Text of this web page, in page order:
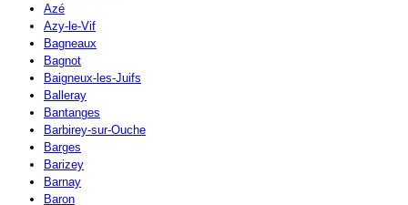
Azé
Azy-le-Vif
Bagneaux
Bagnot
Baigneux-les-Juifs
Balleray
Bantanges
Barbirey-sur-Ouche
Barges
Barizey
Barnay
Baron